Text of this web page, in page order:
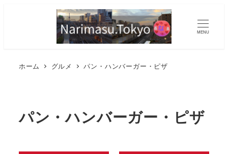
MENU
ホーム グルメ パン・ハンバーガー・ピザ
パン・ハンバーガー・ピザ